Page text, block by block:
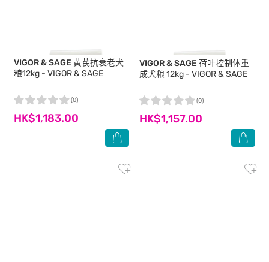
VIGOR & SAGE 黄芪抗衰老犬
粮12kg - VIGOR & SAGE
HK$1,183.00
(0)
VIGOR & SAGE 荷叶控制体重
成犬粮 12kg - VIGOR & SAGE
HK$1,157.00
(0)